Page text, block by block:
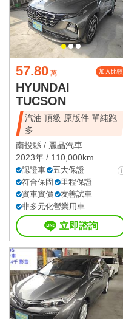
57.80 萬 加入比較
HYUNDAI
TUCSON
汽油 頂級 原版件 單純跑
多
南投縣 / 麗晶汽車
2023年 / 110,000km
認證車
五大保證
符合保固
里程保證
實車實價
友善試車
非多元化營業用車
立即諮詢